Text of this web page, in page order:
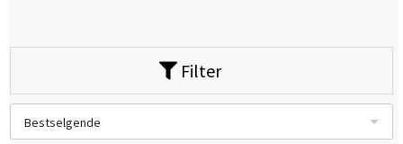
Filter
Bestselgende